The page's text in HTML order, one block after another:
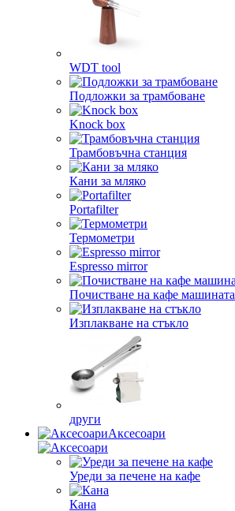
WDT tool
Подложки за трамбоване
Knock box
Трамбовъчна станция
Кани за мляко
Portafilter
Термометри
Espresso mirror
Почистване на кафе машината
Изплакване на стъкло
други
Аксесоари
Уреди за печене на кафе
Кана